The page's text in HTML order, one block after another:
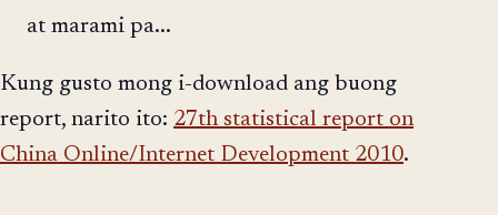
at marami pa...
Kung gusto mong i-download ang buong
report, narito ito: 27th statistical report on
China Online/Internet Development 2010.